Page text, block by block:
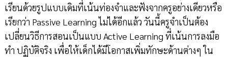
เรียนด้วยรูปแบบเดิมที่เน้นท่องจำและฟังจากครูอย่างเดียวหรือ
เรียกว่า Passive Learning ไม่ได้อีกแล้ว วันนี้ครูจำเป็นต้อง
เปลี่ยนวิธีการสอนเป็นแบบ Active Learning ที่เน้นการลงมือ
ทำ ปฏิบัติจริง เพื่อให้เด็กได้มีโอกาสเพิ่มทักษะด้านต่างๆ ใน